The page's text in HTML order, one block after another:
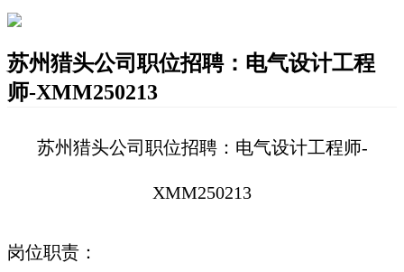
苏州猎头公司职位招聘：电气设计工程
师-XMM250213
苏州猎头公司职位招聘：电气设计工程师-
XMM250213
岗位职责：